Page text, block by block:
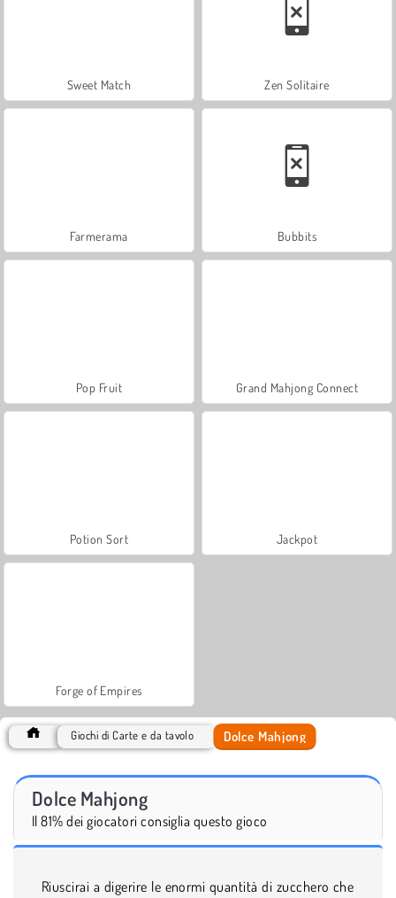
Sweet Match Zen Solitaire
Farmerama Bubbits
Pop Fruit Grand Mahjong Connect
Potion Sort Jackpot
Forge of Empires
Giochi di Carte e da tavolo Dolce Mahjong
Dolce Mahjong
Il 81% dei giocatori consiglia questo gioco
Riuscirai a digerire le enormi quantità di zucchero che